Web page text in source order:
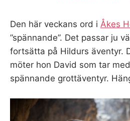
Den här veckans ord i Åkes
”spännande”. Det passar ju
fortsätta på Hildurs äventyr.
möter hon David som tar
spännande grottäventyr.